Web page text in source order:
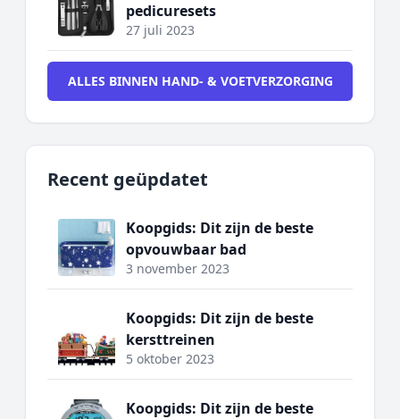
pedicuresets
27 juli 2023
ALLES BINNEN HAND- & VOETVERZORGING
Recent geüpdatet
Koopgids: Dit zijn de beste
opvouwbaar bad
3 november 2023
Koopgids: Dit zijn de beste
kersttreinen
5 oktober 2023
Koopgids: Dit zijn de beste